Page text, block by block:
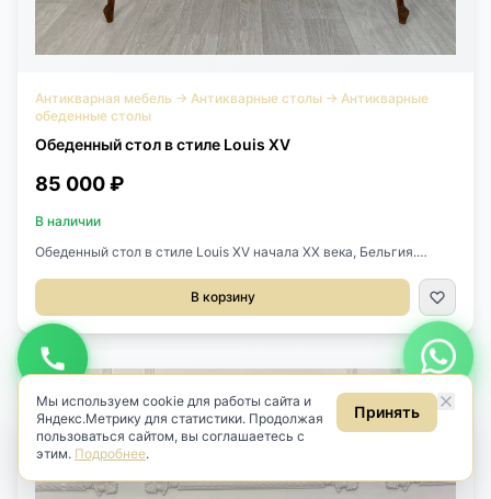
Антикварная мебель → Антикварные столы → Антикварные
обеденные столы
Обеденный стол в стиле Louis XV
85 000 ₽
В наличии
Обеденный стол в стиле Louis XV начала XX века, Бельгия.
В корзину
Будьте в курсе новинок
Узнавайте первыми о новом антиквариате
Подписаться
Даюсогласие на обработку персональных данныхв соответствии
Политикой.
Даюсогласие на получение рекламных и информационных
рассылок(ст. 18 ФЗ «О рекламе»).
Мы используем cookie для работы сайта и
Яндекс.Метрику для статистики. Продолжая
пользоваться сайтом, вы соглашаетесь с
этим. Подробнее.
Принять